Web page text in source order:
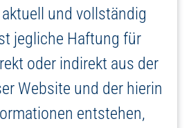
und vollständig
jegliche Haftung für
oder indirekt aus der
Website und der hierin
entstehen,